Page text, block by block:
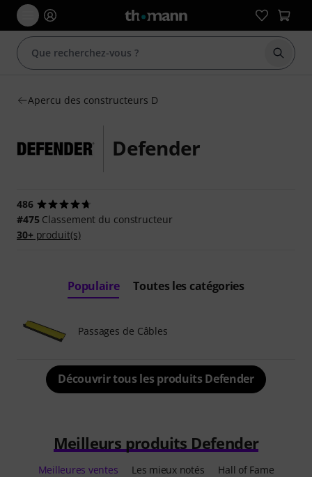
Apercu des constructeurs D
Defender
486
#475 Classement du constructeur
30+produit(s)
Populaire Toutes les catégories
Passages de Câbles
Découvrir tous les produits Defender
Meilleurs produits Defender
Meilleures ventes Les mieux notés Hall of Fame